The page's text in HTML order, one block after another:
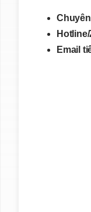
Email